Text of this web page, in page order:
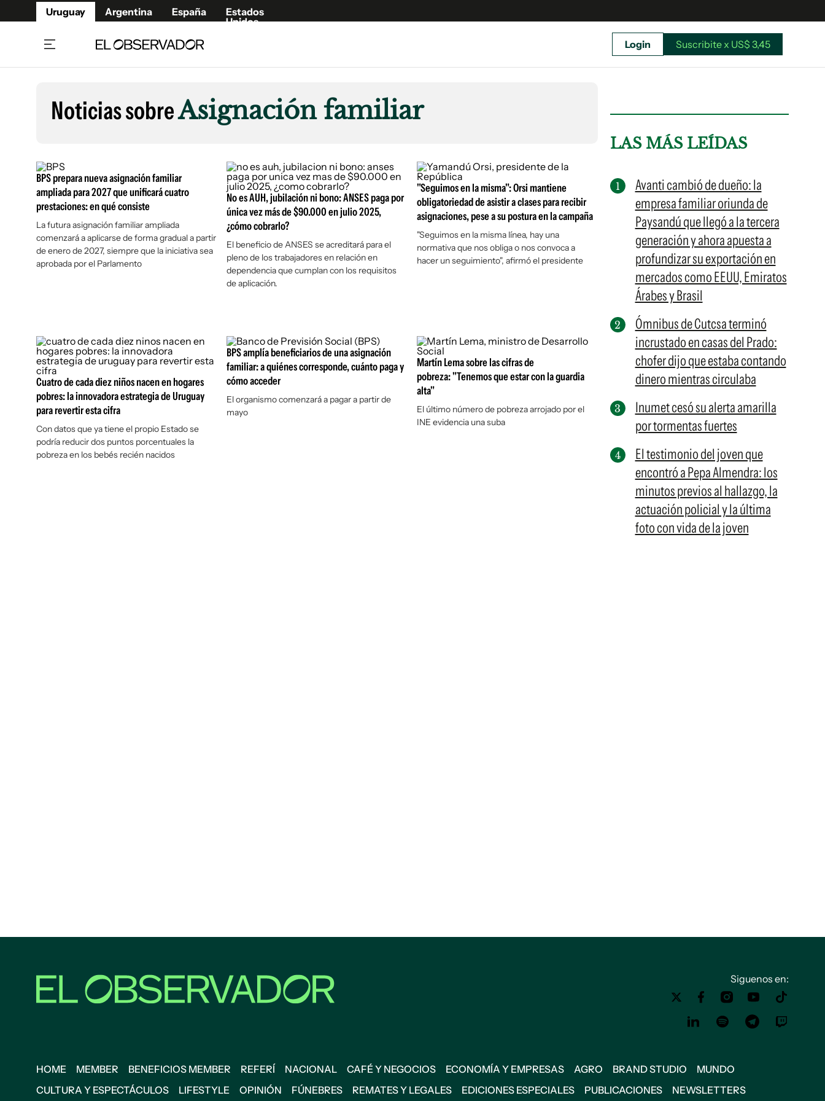
Uruguay Argentina España
Estados
Unidos
Beneficios Member
Café y Negocios
Economía y Empresas
Agro
Brand Studio
Mundo
Cultura y Espectáculos
Fúnebres
Publicaciones
Newsletters
Argentina
España
Estados Unidos
Suscribite x US$ 3,45
Login Suscribite x US$ 3,45
Noticias sobreAsignación familiar
BPS prepara nueva asignación familiar
ampliada para 2027 que unificará cuatro
prestaciones: en qué consiste
La futura asignación familiar ampliada
comenzará a aplicarse de forma gradual a partir
de enero de 2027, siempre que la iniciativa sea
aprobada por el Parlamento
No es AUH, jubilación ni bono: ANSES paga por
única vez más de $90.000 en julio 2025,
¿cómo cobrarlo?
El beneficio de ANSES se acreditará para el
pleno de los trabajadores en relación en
dependencia que cumplan con los requisitos
de aplicación.
"Seguimos en la misma": Orsi mantiene
obligatoriedad de asistir a clases para recibir
asignaciones, pese a su postura en la campaña
"Seguimos en la misma línea, hay una
normativa que nos obliga o nos convoca a
hacer un seguimiento", afirmó el presidente
Cuatro de cada diez niños nacen en hogares
pobres: la innovadora estrategia de Uruguay
para revertir esta cifra
Con datos que ya tiene el propio Estado se
podría reducir dos puntos porcentuales la
pobreza en los bebés recién nacidos
BPS amplía beneficiarios de una asignación
familiar: a quiénes corresponde, cuánto paga y
cómo acceder
El organismo comenzará a pagar a partir de
mayo
Martín Lema sobre las cifras de
pobreza: "Tenemos que estar con la guardia
alta"
El último número de pobreza arrojado por el
INE evidencia una suba
LAS MÁS LEÍDAS
Avanti cambió de dueño: la
empresa familiar oriunda de
Paysandú que llegó a la tercera
generación y ahora apuesta a
profundizar su exportación en
mercados como EEUU, Emiratos
Árabes y Brasil
Ómnibus de Cutcsa terminó
incrustado en casas del Prado:
chofer dijo que estaba contando
dinero mientras circulaba
Inumet cesó su alerta amarilla
por tormentas fuertes
El testimonio del joven que
encontró a Pepa Almendra: los
minutos previos al hallazgo, la
actuación policial y la última
foto con vida de la joven
Siguenos en:
HOME MEMBER BENEFICIOS MEMBER REFERÍ NACIONAL CAFÉ Y NEGOCIOS ECONOMÍA Y EMPRESAS AGRO BRAND STUDIO
MUNDO
CULTURA Y ESPECTÁCULOS
LIFESTYLE OPINIÓN FÚNEBRES REMATES Y LEGALES EDICIONES ESPECIALES PUBLICACIONES NEWSLETTERS